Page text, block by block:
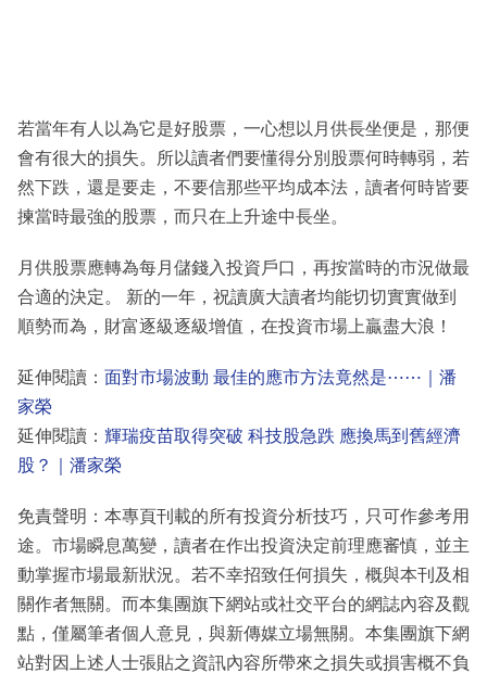
若當年有人以為它是好股票，一心想以月供長坐便是，那便
會有很大的損失。所以讀者們要懂得分別股票何時轉弱，若
然下跌，還是要走，不要信那些平均成本法，讀者何時皆要
揀當時最強的股票，而只在上升途中長坐。
月供股票應轉為每月儲錢入投資戶口，再按當時的市況做最
合適的決定。 新的一年，祝讀廣大讀者均能切切實實做到
順勢而為，財富逐級逐級增值，在投資市場上贏盡大浪！
延伸閱讀： 面對市場波動 最佳的應市方法竟然是⋯⋯｜潘
家榮
延伸閱讀： 輝瑞疫苗取得突破 科技股急跌 應換馬到舊經濟
股？｜潘家榮
免責聲明：本專頁刊載的所有投資分析技巧，只可作參考用
途。市場瞬息萬變，讀者在作出投資決定前理應審慎，並主
動掌握市場最新狀況。若不幸招致任何損失，概與本刊及相
關作者無關。而本集團旗下網站或社交平台的網誌內容及觀
點，僅屬筆者個人意見，與新傳媒立場無關。本集團旗下網
站對因上述人士張貼之資訊內容所帶來之損失或損害概不負